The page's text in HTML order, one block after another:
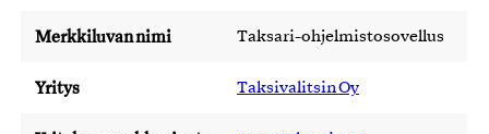
Merkkiluvan nimi Taksari-ohjelmistosovellus
Yritys Taksivalitsin Oy